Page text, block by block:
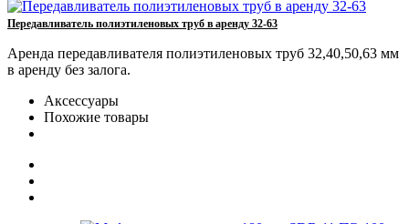
Передавливатель полиэтиленовых труб в аренду 32-63
Аренда передавливателя полиэтиленовых труб 32,40,50,63 мм
в аренду без залога.
Аксессуары
Похожие товары